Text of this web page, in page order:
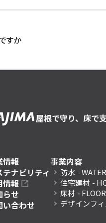
すか
屋根で守り、床で支
情報
テナビリティ
情報
らせ
い合わせ
事業内容
防水 -
住宅建材 -
床材 - FLOOR
デザインフ